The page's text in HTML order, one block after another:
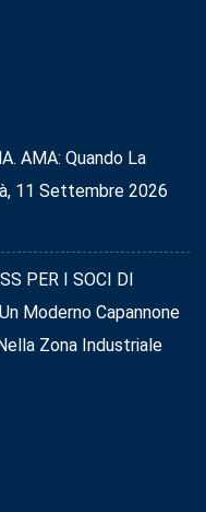
AMA: Quando La
11 Settembre 2026
PER I SOCI DI
Moderno Capannone
Zona Industriale